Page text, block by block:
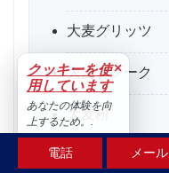
大麦グリッツ
大麦フレーク
大麦粉
麦芽大麦
電話 メール
クッキーを使
用しています
×
あなたの体験を向
上するため。.
受け入れる